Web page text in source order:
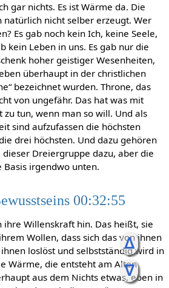
ᐃ
ᐁ
gar nichts. Es ist Wärme da. Die
nicht selber erzeugt. Wer
Es gab noch kein Ich, keine Seele,
kein Leben in uns. Es gab nur die
hoher geistiger Wesenheiten,
überhaupt in der christlichen
bezeichnet wurden. Throne, das
von ungefähr. Das hat was mit
tun, wenn man so will. Und als
sind aufzufassen die höchsten
drei höchsten. Und dazu gehören
Dreiergruppe dazu, aber die
Basis irgendwo unten.
00:32:55
ihre Willenskraft hin. Das heißt, sie
Wollen, dass sich das von ihnen
loslöst und selbstständig wird in
Wärme, die entsteht am Alten
aus dem Nichts etwas, eben in